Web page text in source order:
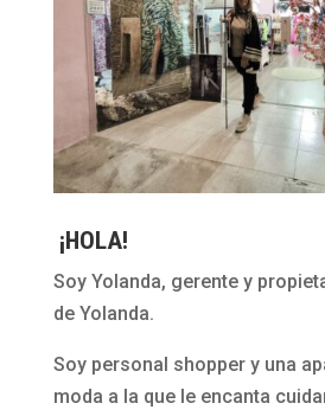
¡HOLA!
Soy Yolanda, gerente y
de Yolanda.
Soy personal shopper y una
moda a la que le encanta